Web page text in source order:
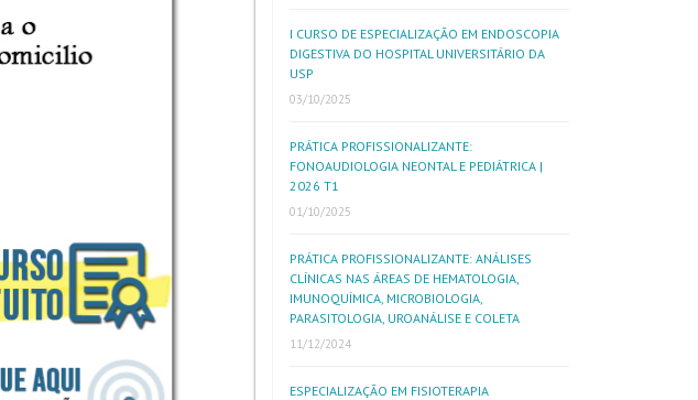
I CURSO DE ESPECIALIZAÇÃO EM ENDOSCOPIA
DIGESTIVA DO HOSPITAL UNIVERSITÁRIO DA
USP
03/10/2025
PRÁTICA PROFISSIONALIZANTE:
FONOAUDIOLOGIA NEONTAL E PEDIÁTRICA |
2026 T1
01/10/2025
PRÁTICA PROFISSIONALIZANTE: ANÁLISES
CLÍNICAS NAS ÁREAS DE HEMATOLOGIA,
IMUNOQUÍMICA, MICROBIOLOGIA,
PARASITOLOGIA, UROANÁLISE E COLETA
11/12/2024
ESPECIALIZAÇÃO EM FISIOTERAPIA